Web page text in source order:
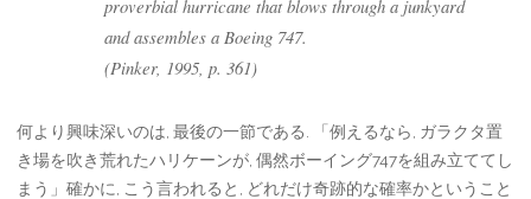
proverbial hurricane that blows through a junkyard
and assembles a Boeing 747.
(Pinker, 1995, p. 361)
何より興味深いのは, 最後の一節である. 「例えるなら, ガラクタ置
き場を吹き荒れたハリケーンが, 偶然ボーイング747を組み立ててし
まう」確かに, こう言われると, どれだけ奇跡的な確率かということ